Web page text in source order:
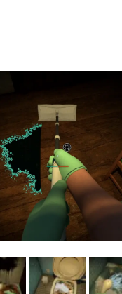
開発者・hamatsu氏がゲームの
な形から解き明かしていく、硬
ムが変えた日本語
値」「裏技」「ラスボス」…
や用法の変遷を、コンピュータ
P氏が徹底調査。